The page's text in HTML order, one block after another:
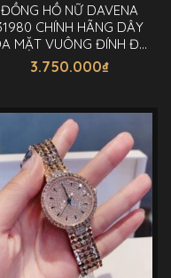
ĐỒNG HỒ NỮ DAVENA
CHÍNH HÃNG DÂY
MẶT VUÔNG ĐÍNH ĐÁ
36MM
3.750.000₫